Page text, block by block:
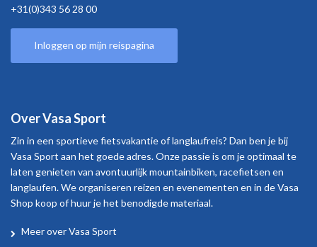
+31(0)343 56 28 00
Inloggen op mijn reispagina
Over Vasa Sport
Zin in een sportieve fietsvakantie of langlaufreis? Dan ben je bij
Vasa Sport aan het goede adres. Onze passie is om je optimaal te
laten genieten van avontuurlijk mountainbiken, racefietsen en
langlaufen. We organiseren reizen en evenementen en in de Vasa
Shop koop of huur je het benodigde materiaal.
Meer over Vasa Sport